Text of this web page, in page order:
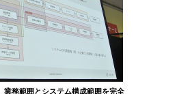
業務範囲とシステム構成範囲を完全